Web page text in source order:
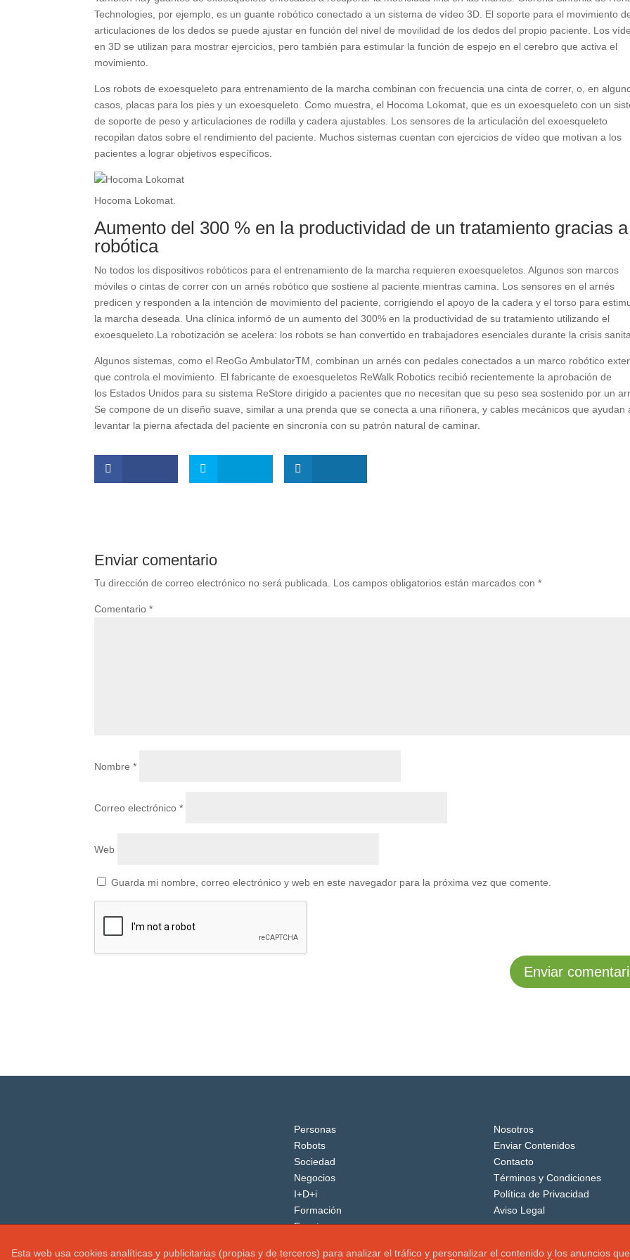
Technologies, por ejemplo, es un guante robótico conectado a un sistema de vídeo 3D. El soporte para el movimiento
articulaciones de los dedos se puede ajustar en función del nivel de movilidad de los dedos del propio paciente. Los
en 3D se utilizan para mostrar ejercicios, pero también para estimular la función de espejo en el cerebro que activa el
movimiento.
Los robots de exoesqueleto para entrenamiento de la marcha combinan con frecuencia una cinta de correr, o, en
casos, placas para los pies y un exoesqueleto. Como muestra, el Hocoma Lokomat, que es un exoesqueleto con un
de soporte de peso y articulaciones de rodilla y cadera ajustables. Los sensores de la articulación del exoesqueleto
recopilan datos sobre el rendimiento del paciente. Muchos sistemas cuentan con ejercicios de vídeo que motivan a los
pacientes a lograr objetivos específicos.
Hocoma Lokomat.
Aumento del 300 % en la productividad de un tratamiento gracias
robótica
No todos los dispositivos robóticos para el entrenamiento de la marcha requieren exoesqueletos. Algunos son marcos
móviles o cintas de correr con un arnés robótico que sostiene al paciente mientras camina. Los sensores en el arnés
predicen y responden a la intención de movimiento del paciente, corrigiendo el apoyo de la cadera y el torso para
la marcha deseada. Una clínica informó de un aumento del 300% en la productividad de su tratamiento utilizando el
exoesqueleto. La robotización se acelera: los robots se han convertido en trabajadores esenciales durante la crisis
Algunos sistemas, como el ReoGo AmbulatorTM, combinan un arnés con pedales conectados a un marco robótico
que controla el movimiento. El fabricante de exoesqueletos ReWalk Robotics recibió recientemente la aprobación de
los Estados Unidos para su sistema ReStore dirigido a pacientes que no necesitan que su peso sea sostenido por un
Se compone de un diseño suave, similar a una prenda que se conecta a una riñonera, y cables mecánicos que ayudan
levantar la pierna afectada del paciente en sincronía con su patrón natural de caminar.
Enviar comentario
Tu dirección de correo electrónico no será publicada. Los campos obligatorios están marcados con*
Comentario*
Nombre*
Correo electrónico*
Web
Guarda mi nombre, correo electrónico y web en este navegador para la próxima vez que comente.
Personas
Robots
Sociedad
Negocios
I+D+i
Formación
Eventos
Nosotros
Enviar Contenidos
Contacto
Términos y Condiciones
Política de Privacidad
Aviso Legal
Esta web usa cookies analíticas y publicitarias (propias y de terceros) para analizar el tráfico y personalizar el contenido y los anuncios